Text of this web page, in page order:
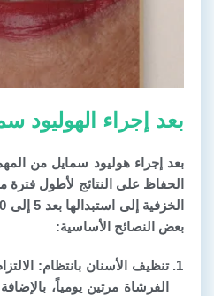
بعد إجراء الهوليود
بعد إجراء هوليود سمايل من
الحفاظ على النتائج لأطول فترة
بعض النصائح الأساسية:
تنظيف الأسنان بانتظام:
الفرشاة مرتين يومياً،